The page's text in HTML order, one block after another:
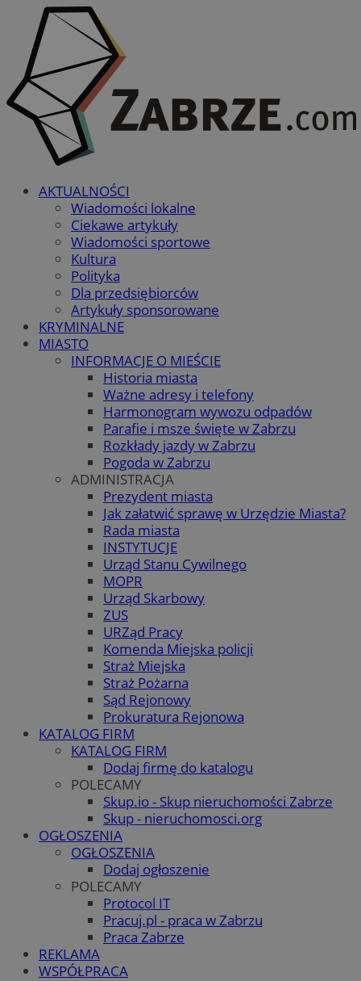
AKTUALNOŚCI
Wiadomości lokalne
Ciekawe artykuły
Wiadomości sportowe
Kultura
Polityka
Dla przedsiębiorców
Artykuły sponsorowane
KRYMINALNE
MIASTO
INFORMACJE O MIEŚCIE
Historia miasta
Ważne adresy i telefony
Harmonogram wywozu odpadów
Parafie i msze święte w Zabrzu
Rozkłady jazdy w Zabrzu
Pogoda w Zabrzu
ADMINISTRACJA
Prezydent miasta
Jak załatwić sprawę w Urzędzie Miasta?
Rada miasta
INSTYTUCJE
Urząd Stanu Cywilnego
MOPR
Urząd Skarbowy
ZUS
URZąd Pracy
Komenda Miejska policji
Straż Miejska
Straż Pożarna
Sąd Rejonowy
Prokuratura Rejonowa
KATALOG FIRM
KATALOG FIRM
Dodaj firmę do katalogu
POLECAMY
Skup.io - Skup nieruchomości Zabrze
Skup - nieruchomosci.org
OGŁOSZENIA
OGŁOSZENIA
Dodaj ogłoszenie
POLECAMY
Protocol IT
Pracuj.pl - praca w Zabrzu
Praca Zabrze
REKLAMA
WSPÓŁPRACA